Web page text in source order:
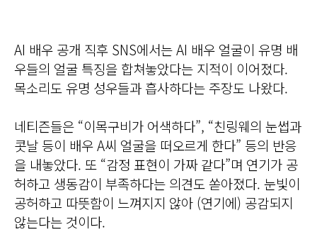
AI 배우 공개 직후 SNS에서는 AI 배우 얼굴이 유명 배
우들의 얼굴 특징을 합쳐놓았다는 지적이 이어졌다.
목소리도 유명 성우들과 흡사하다는 주장도 나왔다.
네티즌들은 “이목구비가 어색하다”, “친링웨의 눈썹과
콧날 등이 배우 A씨 얼굴을 떠오르게 한다” 등의 반응
을 내놓았다. 또 “감정 표현이 가짜 같다”며 연기가 공
허하고 생동감이 부족하다는 의견도 쏟아졌다. 눈빛이
공허하고 따뜻함이 느껴지지 않아 (연기에) 공감되지
않는다는 것이다.